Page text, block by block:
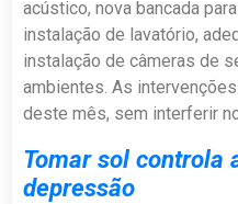
acústico, nova bancada
instalação de lavatório,
instalação de câmeras de
ambientes. As
deste mês, sem interferir
Tomar sol controla
depressão